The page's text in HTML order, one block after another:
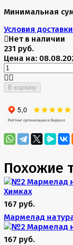
Минимальная
Условия
Нет в наличии
231 руб.
Цена на:
В корзину
Похожие
167 руб.
Мармелад
167 руб.